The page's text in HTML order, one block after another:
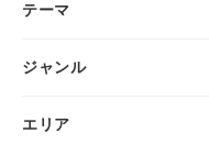
テーマ
ジャンル
エリア